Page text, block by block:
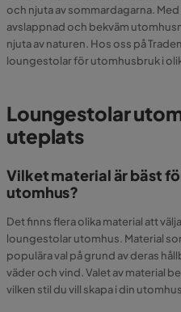
och njuta av sommardagarna.
avslappnad och bekväm
njuta av naturen. Hos oss på
loungestolar för utomhusbruk i
Loungestolar
uteplats
Vilket material är bäst
utomhus?
Det finns flera olika material att
loungestolar utomhus. Material
populära val på grund av deras
väder och vind. Valet av material
vilken stil du vill skapa i din